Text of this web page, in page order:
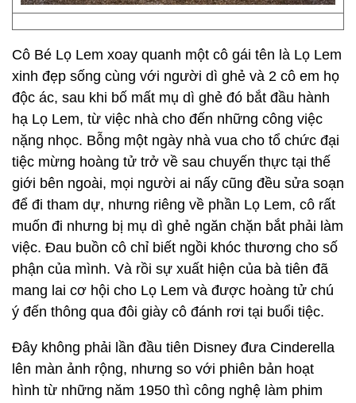
Cô Bé Lọ Lem xoay quanh một cô gái tên là Lọ Lem
xinh đẹp sống cùng với người dì ghẻ và 2 cô em họ
độc ác, sau khi bố mất mụ dì ghẻ đó bắt đầu hành
hạ Lọ Lem, từ việc nhà cho đến những công việc
nặng nhọc. Bỗng một ngày nhà vua cho tổ chức đại
tiệc mừng hoàng tử trở về sau chuyến thực tại thế
giới bên ngoài, mọi người ai nấy cũng đều sửa soạn
để đi tham dự, nhưng riêng về phần Lọ Lem, cô rất
muốn đi nhưng bị mụ dì ghẻ ngăn chặn bắt phải làm
việc. Đau buồn cô chỉ biết ngồi khóc thương cho số
phận của mình. Và rồi sự xuất hiện của bà tiên đã
mang lai cơ hội cho Lọ Lem và được hoàng tử chú
ý đến thông qua đôi giày cô đánh rơi tại buổi tiệc.
Đây không phải lần đầu tiên Disney đưa Cinderella
lên màn ảnh rộng, nhưng so với phiên bản hoạt
hình từ những năm 1950 thì công nghệ làm phim